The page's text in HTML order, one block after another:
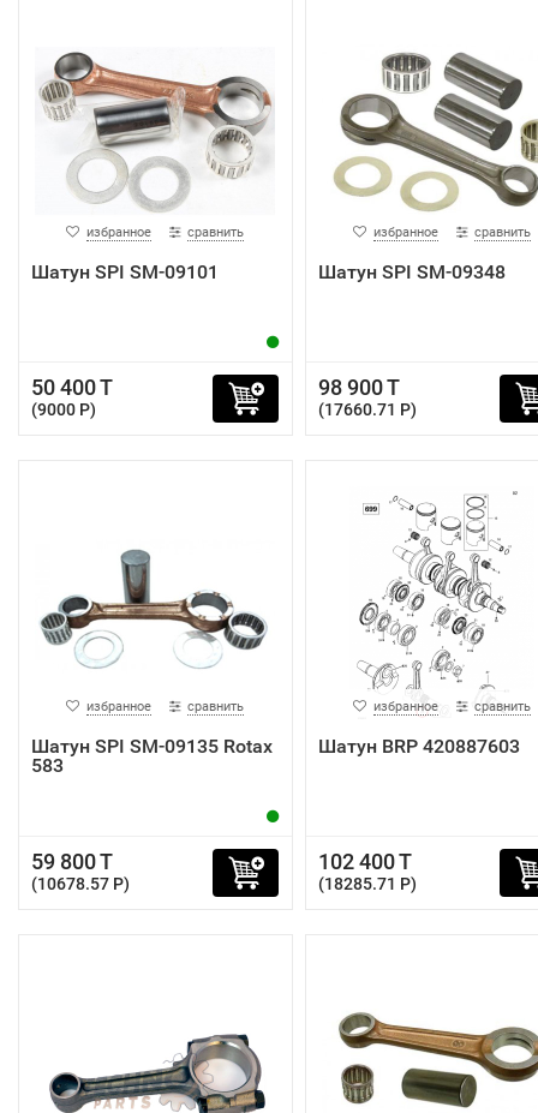
избранное сравнить
Шатун SPI SM-09101
50 400 T
(9000 P)
избранное сравнить
Шатун SPI SM-09348
98 900 T
(17660.71 P)
избранное сравнить
Шатун SPI SM-09135 Rotax
583
59 800 T
(10678.57 P)
избранное сравнить
Шатун BRP 420887603
102 400 T
(18285.71 P)